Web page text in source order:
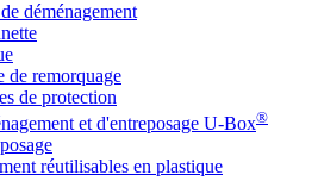
déménagement
de remorquage
de protection
et d'entreposage U-Box®
réutilisables en plastique